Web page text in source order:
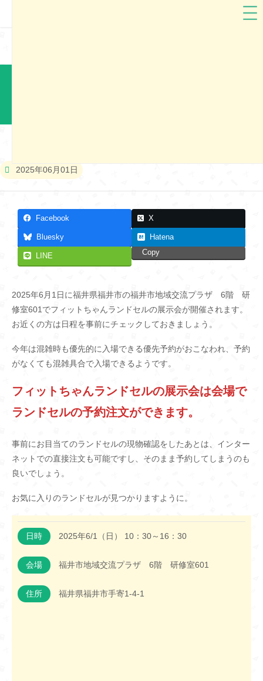
2025年06月01日
Facebook X
Bluesky Hatena
LINE Copy
2025年6月1日に福井県福井市の福井市地域交流プラザ 6階 研
修室601でフィットちゃんランドセルの展示会が開催されます。
お近くの方は日程を事前にチェックしておきましょう。
今年は混雑時も優先的に入場できる優先予約がおこなわれ、予約
がなくても混雑具合で入場できるようです。
フィットちゃんランドセルの展示会は会場で
ランドセルの予約注文ができます。
事前にお目当てのランドセルの現物確認をしたあとは、インター
ネットでの直接注文も可能ですし、そのまま予約してしまうのも
良いでしょう。
お気に入りのランドセルが見つかりますように。
日時 2025年6/1（日） 10：30～16：30
会場 福井市地域交流プラザ 6階 研修室601
住所 福井県福井市手寄1-4-1